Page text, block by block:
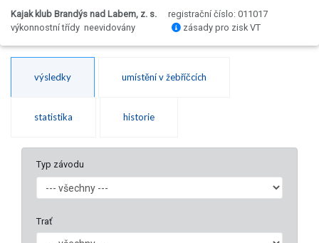
Kajak klub Brandýs nad Labem, z. s.
registrační číslo: 011017
výkonnostní třídy neevidovány
zásady pro zisk VT
výsledky umístění v žebříčcích
statistika historie
Typ závodu
Trať